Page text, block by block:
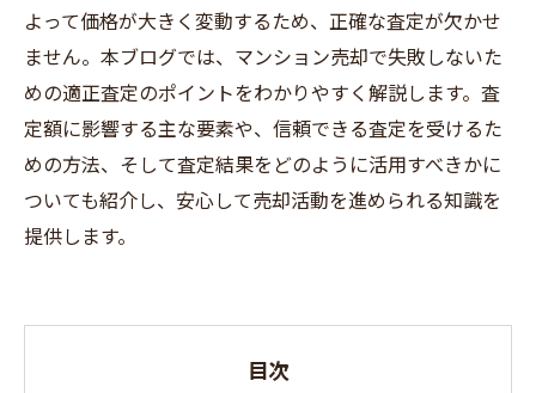
よって価格が大きく変動するため、正確な査定が欠かせ
ません。本ブログでは、マンション売却で失敗しないた
めの適正査定のポイントをわかりやすく解説します。査
定額に影響する主な要素や、信頼できる査定を受けるた
めの方法、そして査定結果をどのように活用すべきかに
ついても紹介し、安心して売却活動を進められる知識を
提供します。
目次